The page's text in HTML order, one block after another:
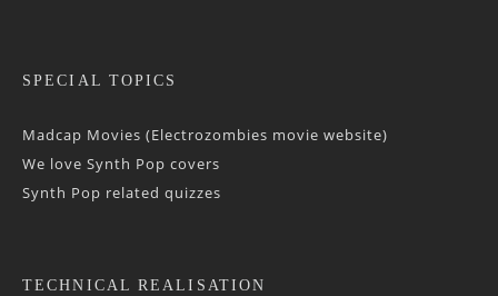
SPECIAL TOPICS
Madcap Movies (Electrozombies movie website)
We love Synth Pop covers
Synth Pop related quizzes
TECHNICAL REALISATION